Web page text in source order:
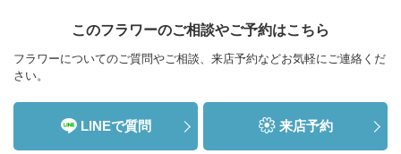
このフラワーのご相談やご予約はこちら
フラワーについてのご質問やご相談、来店予約などお気軽にご連絡くだ
さい。
LINEで質問 来店予約